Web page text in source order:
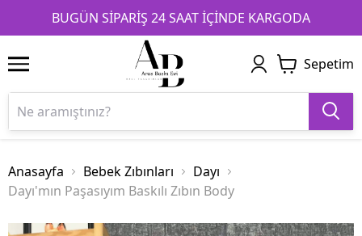
BUGÜN SİPARİŞ 24 SAAT İÇİNDE KARGODA
1 2 3
Sepetim
Anasayfa Bebek Zıbınları
Dayı
Dayı'mın Paşasıyım Baskılı Zıbın Body